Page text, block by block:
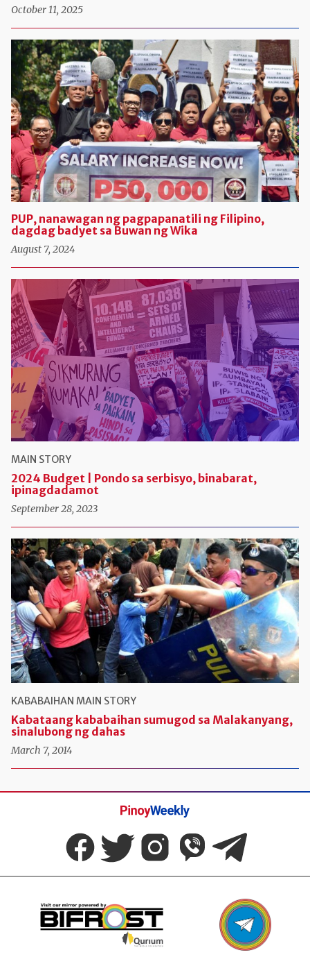
October 11, 2025
PUP, nanawagan ng pagpapanatili ng Filipino,
dagdag badyet sa Buwan ng Wika
August 7, 2024
MAIN STORY
2024 Budget | Pondo sa serbisyo, binabarat,
ipinagdadamot
September 28, 2023
KABABAIHAN MAIN STORY
Kabataang kababaihan sumugod sa Malakanyang,
sinalubong ng dahas
March 7, 2014
Pinoy
Weekly